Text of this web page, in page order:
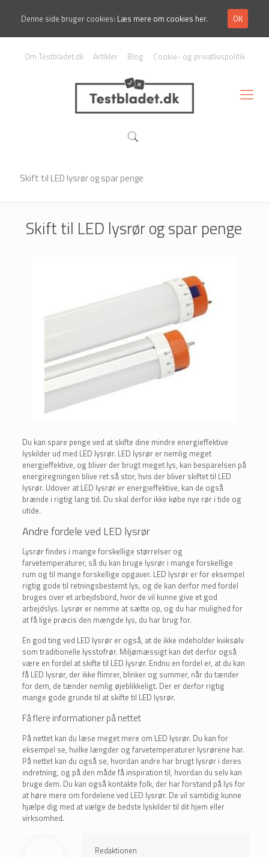
Om Testbladet.dk Artikler Blog Cookie- og privatlivspolitik
Skift til LED lysrør og spar penge
Skift til LED lysrør og spar penge
Du kan spare penge ved at skifte dine mindre energieffektive
lyskilder ud med LED lysrør. LED lysrør er nemlig meget
energieffektive, og bliver der brugt meget lys, kan besparelsen på
energiregningen blive ret så stor, hvis der bliver skiftet til LED
lysrør. Udover at LED lysrør er energieffektive, kan de også
brænde i rigtig lang tid. Du skal derfor ikke købe nye rør i tide og
utide.
Andre fordele ved LED lysrør
Lysrør findes i mange forskellige størrelser og
farvetemperaturer, så du kan bruge lysrør i mange forskellige
rum og til mange forskellige opgaver. LED lysrør er for eksempel
rigtig gode til retningsbestemt lys, og de kan derfor med fordel
bruges over et arbejdsbord, hvor de vil kunne give et god
arbejdslys. Lysrør er nemme at sætte op, og du har mulighed for
at få lige præcis den mængde lys, du har brug for.
En god ting ved LED lysrør er også, at de ikke indeholder kviksølv
som traditionelle lysstofrør. Miljømæssigt kan det derfor også
være en fordel at skifte til LED lysrør. Endnu en fordel er, at du kan
få LED lysrør, der ikke flimrer, blinker og summer, når du tænder
for dem, de tænder nemlig øjeblikkeligt. Der er derfor rigtig
mange gode grunde til at skifte til LED lysrør.
Få flere informationer på nettet
På nettet kan du læse meget mere om LED lysrør. Du kan for
eksempel se, hvilke længder og farvetemperaturer lysrørene har.
På nettet kan du også se, hvordan andre har brugt lysrør i deres
indretning, og på den måde få inspiration til, hvordan du selv kan
bruge dem. Du kan også kontakte folk, der har forstand på lys for
at høre mere om fordelene ved LED lysrør. De vil samtidig kunne
hjælpe dig med at vælge de bedste lyskilder til dit hjem eller
virksomhed.
Redaktionen
Denne side bruger cookies: Læs mere om cookies her. OK